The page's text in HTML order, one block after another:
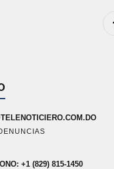
+1 (829) 815-1450